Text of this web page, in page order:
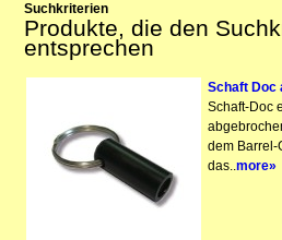
Suchkriterien
Produkte, die den
entsprechen
Schaft Doc
Schaft-Doc
dem Barrel-
das..more»